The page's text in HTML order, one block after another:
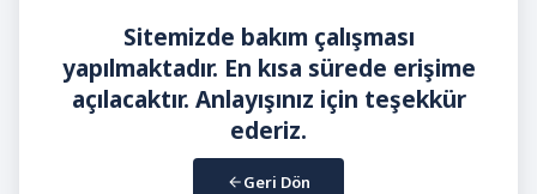
Sitemizde bakım çalışması
yapılmaktadır. En kısa sürede erişime
açılacaktır. Anlayışınız için teşekkür
ederiz.
Geri Dön